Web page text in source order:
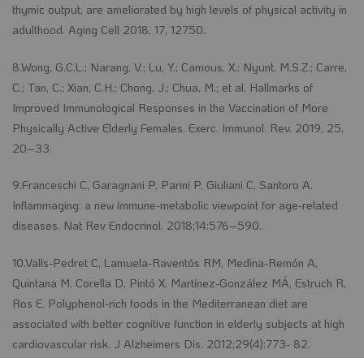
thymic output, are ameliorated by high levels of physical activity in
adulthood. Aging Cell 2018, 17, 12750.
8.Wong, G.C.L.; Narang, V.; Lu, Y.; Camous, X.; Nyunt, M.S.Z.; Carre,
C.; Tan, C.; Xian, C.H.; Chong, J.; Chua, M.; et al. Hallmarks of
Improved Immunological Responses in the Vaccination of More
Physically Active Elderly Females. Exerc. Immunol. Rev. 2019, 25,
20–33.
9.Franceschi C, Garagnani P, Parini P, Giuliani C, Santoro A.
Inflammaging: a new immune-metabolic viewpoint for age-related
diseases. Nat Rev Endocrinol. 2018;14:576–590.
10.Valls-Pedret C, Lamuela-Raventós RM, Medina-Remón A,
Quintana M, Corella D, Pintó X, Martínez-González MÁ, Estruch R,
Ros E. Polyphenol-rich foods in the Mediterranean diet are
associated with better cognitive function in elderly subjects at high
cardiovascular risk. J Alzheimers Dis. 2012;29(4):773- 82.